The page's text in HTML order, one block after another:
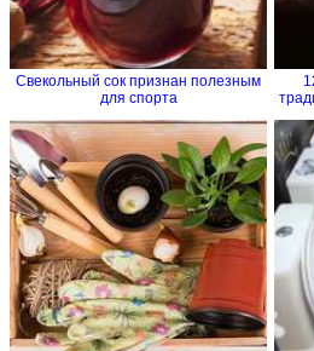
Свекольный сок признан полезным
для спорта